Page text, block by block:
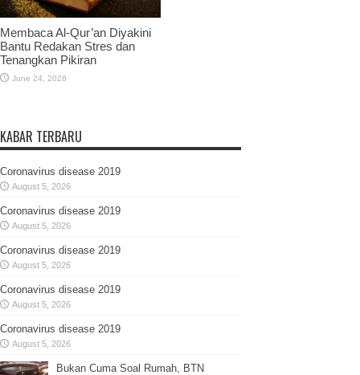
Membaca Al-Qur’an Diyakini
Bantu Redakan Stres dan
Tenangkan Pikiran
June 24, 2026
KABAR TERBARU
Coronavirus disease 2019
August 5, 2026
Coronavirus disease 2019
August 5, 2026
Coronavirus disease 2019
August 5, 2026
Coronavirus disease 2019
August 5, 2026
Coronavirus disease 2019
August 5, 2026
Bukan Cuma Soal Rumah, BTN